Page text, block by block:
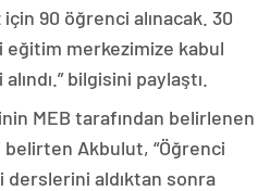
90 öğrenci alınacak. 30
eğitim merkezimize kabul
bilgisini paylaştı.
MEB tarafından belirlenen
Akbulut, “Öğrenci
derslerini aldıktan sonra